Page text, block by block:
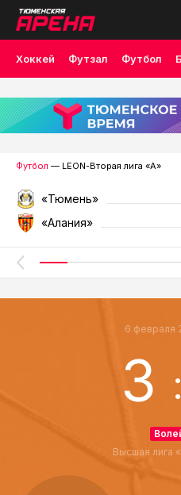
Хоккей Футзал Футбол
Лыжные гонки Волейбол
Скалолазание Велоспорт
Футбол — LEON-Вторая лига «А»
«Тюмень»
«Алания»
6 февраля
3 :
Высшая лига